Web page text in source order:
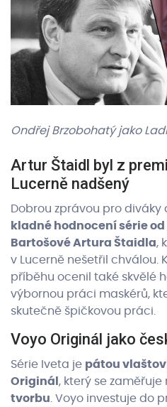
Ondřej Brzobohatý jako
Artur Štaidl byl z
Lucerně nadšený
Dobrou zprávou pro
kladné hodnocení série
Bartošové Artura Štaidla,
v Lucerně nešetřil chválou.
příběhu ocenil také skvělé
výbornou práci maskérů,
skutečně špičkovou práci.
Voyo Originál jako
Série Iveta je pátou
Originál , který se zaměřuje
tvorbu. Voyo investuje do